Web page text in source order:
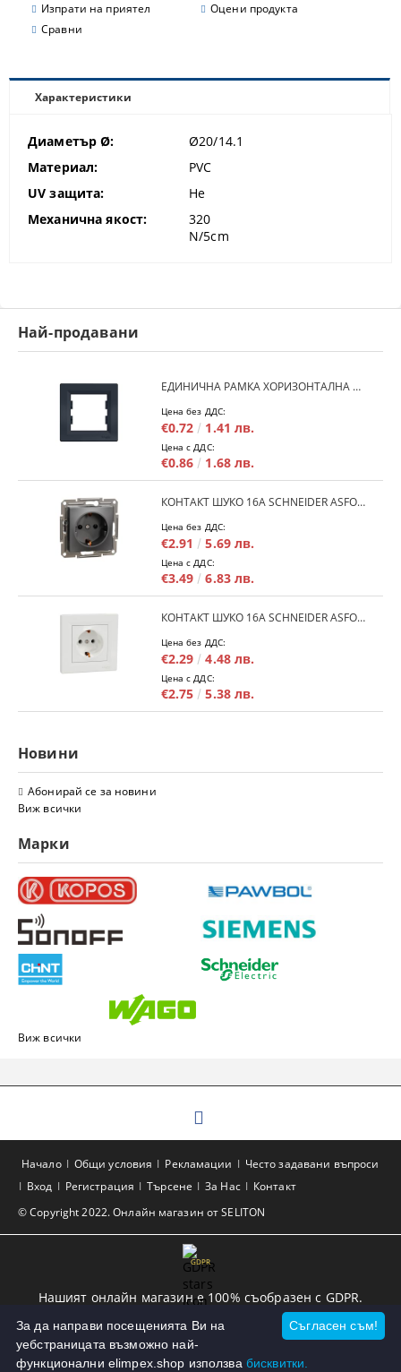
Изпрати на приятел
Оцени продукта
Сравни
Характеристики
Диаметър Ø:
Ø20/14.1
Материал:
PVC
UV защита:
Не
Механична якост:
320
N/5cm
Най-продавани
ЕДИНИЧНА РАМКА ХОРИЗОНТАЛНА SCHNEIDER ASFORA EPH5800171 - АНТРАЦИТ
Цена без ДДС:
€0.72 1.41 лв.
Цена с ДДС:
€0.86 1.68 лв.
КОНТАКТ ШУКО 16A SCHNEIDER ASFORA EPH2900171 - АНРАЦИТ
Цена без ДДС:
€2.91 5.69 лв.
Цена с ДДС:
€3.49 6.83 лв.
КОНТАКТ ШУКО 16A SCHNEIDER ASFORA EPH2900121 - БЯЛ
Цена без ДДС:
€2.29 4.48 лв.
Цена с ДДС:
€2.75 5.38 лв.
Новини
Абонирай се за новини
Виж всички
Марки
Виж всички
© Copyright 2022. Онлайн магазин от SELITON
Начало Общи условия Рекламации
Често задавани въпроси
Вход
Регистрация Търсене За Нас Контакт
GDPR
Нашият онлайн магазин е 100% съобразен с GDPR.
Прочетете нашата политика
Моите лични данни
Съгласен съм!
За да направи посещенията Ви на
уебстраницата възможно най-
функционални elimpex.shop използва бисквитки.